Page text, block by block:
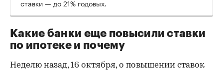
ставки — до 21% годовых.
Какие банки еще повысили ставки
по ипотеке и почему
Неделю назад, 16 октября, о повышении ставок